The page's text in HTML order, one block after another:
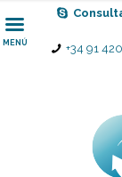
+34 91
MENÚ